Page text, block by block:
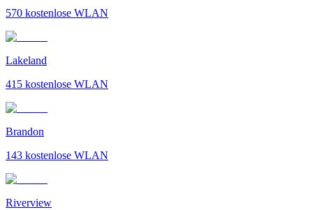
570 kostenlose WLAN
Lakeland
415 kostenlose WLAN
Brandon
143 kostenlose WLAN
Riverview